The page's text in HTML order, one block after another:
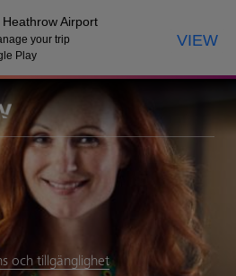
Airport
your trip
Play
VIEW
och tillgänglighet